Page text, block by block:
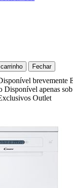
Fechar
brevemente
Disponível apenas
Outlet